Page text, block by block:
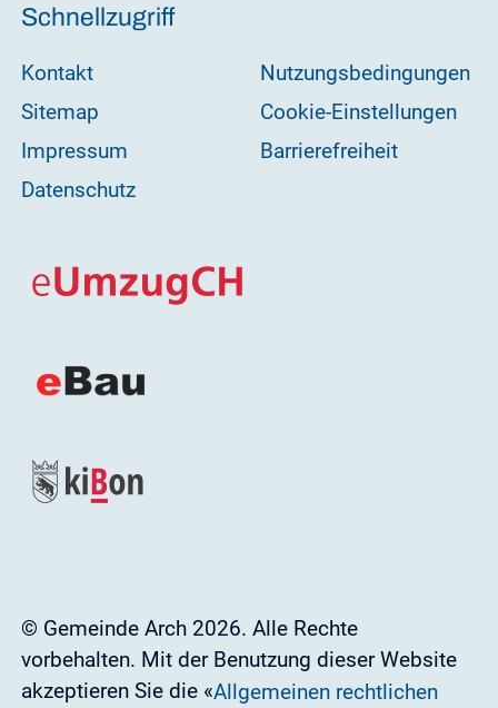
Schnellzugriff
Kontakt
Sitemap
Impressum
Datenschutz
Nutzungsbedingungen
Cookie-Einstellungen
Barrierefreiheit
© Gemeinde Arch 2026. Alle Rechte
vorbehalten. Mit der Benutzung dieser Website
akzeptieren Sie die «Allgemeinen rechtlichen